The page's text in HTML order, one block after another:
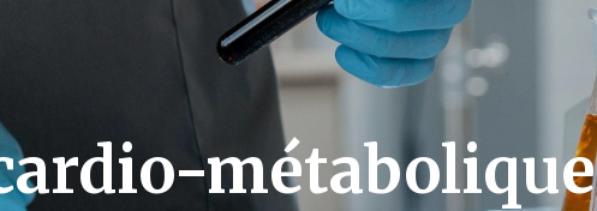
métabolique